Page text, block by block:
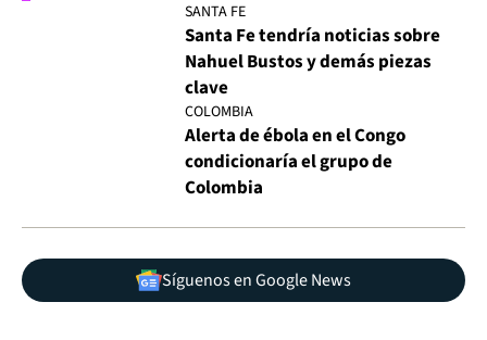
SANTA FE
Santa Fe tendría noticias sobre
Nahuel Bustos y demás piezas
clave
COLOMBIA
Alerta de ébola en el Congo
condicionaría el grupo de
Colombia
Síguenos en Google News